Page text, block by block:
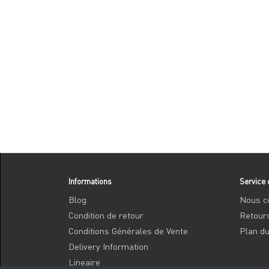
Informations
Blog
Condition de retour
Conditions Générales de Vente
Delivery Information
Lineaire
Service
Nous
Plan